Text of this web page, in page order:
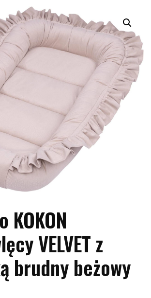
VELVET z
brudny beżowy